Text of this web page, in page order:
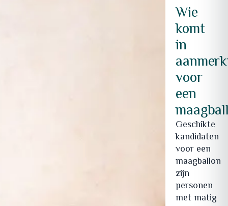
Wie
komt
in
voor
een
Geschikte
kandidaten
voor een
maagballon
zijn
personen
met matig